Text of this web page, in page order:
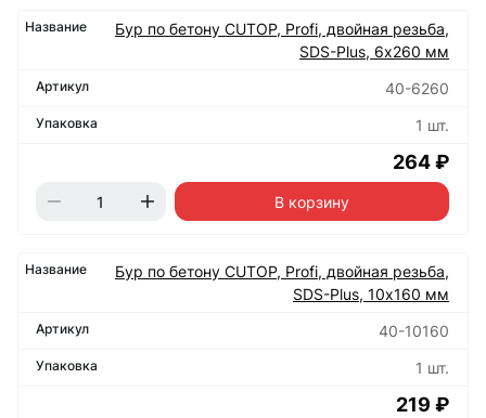
Бур по бетону CUTOP, Profi, двойная резьба,
SDS-Plus, 6х260 мм
40-6260
1 шт.
264 ₽
В корзину
Бур по бетону CUTOP, Profi, двойная резьба,
SDS-Plus, 10х160 мм
40-10160
1 шт.
219 ₽